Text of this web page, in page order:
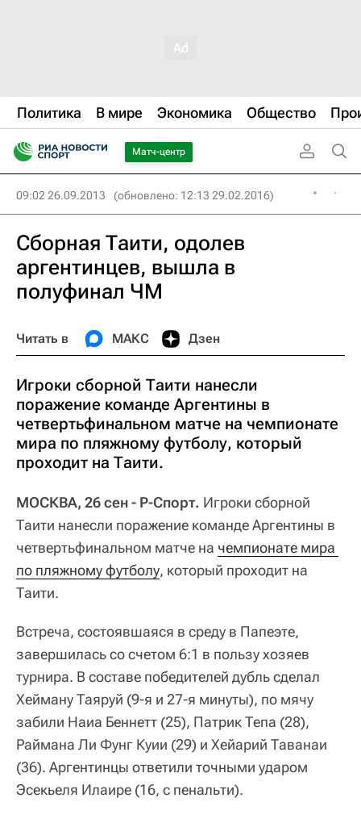
Политика В мире Экономика Общество
Матч-центр
09:02 26.09.2013 (обновлено: 12:13 29.02.2016)
Сборная Таити, одолев
аргентинцев, вышла в
полуфинал ЧМ
Читать в МАКС Дзен
Игроки сборной Таити нанесли
поражение команде Аргентины в
четвертьфинальном матче на чемпионате
мира по пляжному футболу, который
проходит на Таити.
МОСКВА, 26 сен - Р-Спорт. Игроки сборной
Таити нанесли поражение команде Аргентины в
четвертьфинальном матче на чемпионате мира
по пляжному футболу, который проходит на
Таити.
Встреча, состоявшаяся в среду в Папеэте,
завершилась со счетом 6:1 в пользу хозяев
турнира. В составе победителей дубль сделал
Хейману Таяруй (9-я и 27-я минуты), по мячу
забили Наиа Беннетт (25), Патрик Тепа (28),
Раймана Ли Фунг Куии (29) и Хейарий Таванаи
(36). Аргентинцы ответили точными ударом
Эсекьеля Илаире (16, с пенальти).